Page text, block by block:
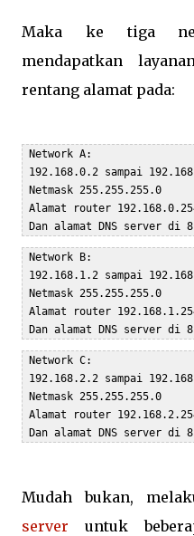
Maka ke tiga
mendapatkan
rentang alamat pada:
Network A:
192.168.0.2 sampai
Netmask 255.255.255.0
Alamat router
Network B:
192.168.1.2 sampai
Netmask 255.255.255.0
Alamat router
Dan alamat DNS server di
Network C:
192.168.2.2 sampai
Netmask 255.255.255.0
Alamat router
Dan alamat DNS server di
Mudah bukan,
server untuk